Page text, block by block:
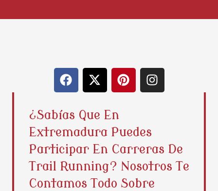
F
a
e
b
o
o
k
X
-
w
i
t
t
r
P
i
r
e
s
t
I
n
r
a
m
¿Sabías Que En
Extremadura Puedes
Participar En Carreras De
Trail Running? Nosotros Te
Contamos Todo Sobre